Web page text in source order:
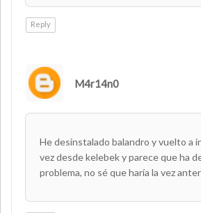
Reply
M4r14n0
He desinstalado balandro y vuelto a
vez desde kelebek y parece que ha
problema, no sé que haría la vez